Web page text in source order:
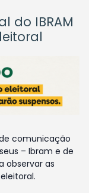
do IBRAM
comunicação
– Ibram e de
observar as